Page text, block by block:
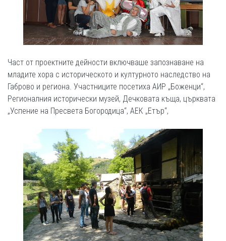
Част от проектните дейности включваше запознаване на
младите хора с историческото и културното наследство на
Габрово и региона. Участниците посетиха АИР „Боженци“,
Регионалния исторически музей, Дечковата къща, църквата
„Успение на Пресвета Богородица“, АЕК „Етър“,